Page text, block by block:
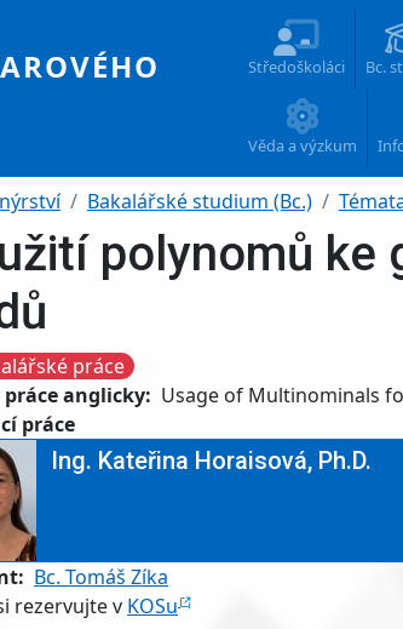
Main
Středoškoláci Bc.
Věda a výzkum
Bakalářské studium (Bc.)
polynomů ke
práce
práce anglicky
Usage of Multinominals
práce
Ing. Kateřina Horaisová, Ph.D.
Bc. Tomáš Zíka
rezervujte v KOSu